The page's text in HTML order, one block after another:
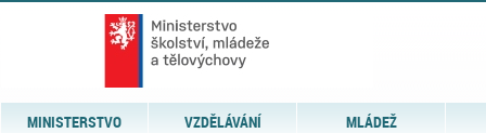
MINISTERSTVO VZDĚLÁVÁNÍ MLÁDEŽ